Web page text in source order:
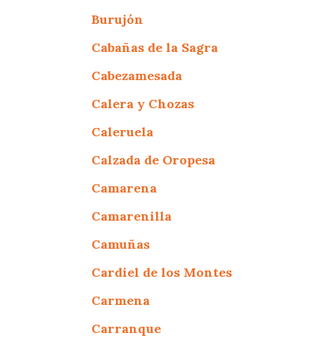
Burujón
Cabañas de la Sagra
Cabezamesada
Calera y Chozas
Caleruela
Calzada de Oropesa
Camarena
Camarenilla
Camuñas
Cardiel de los Montes
Carmena
Carranque